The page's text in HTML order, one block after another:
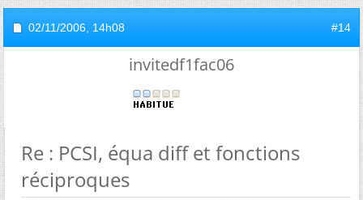
02/11/2006, 14h08 #14
invitedf1fac06
Re : PCSI, équa diff et fonctions
réciproques